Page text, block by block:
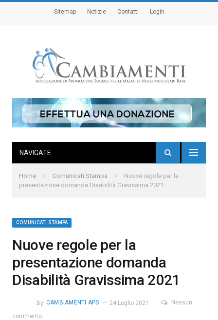
Sitemap Notizie Contatti Login
NAVIGATE
Home » Comunicati Stampa »
Nuove regole per la
presentazione domanda Disabilità Gravissima 2021
COMUNICATI STAMPA
Nuove regole per la
presentazione domanda
Disabilità Gravissima 2021
By CAMBIAMENTI APS 24 Luglio 2021
Nessun
commento